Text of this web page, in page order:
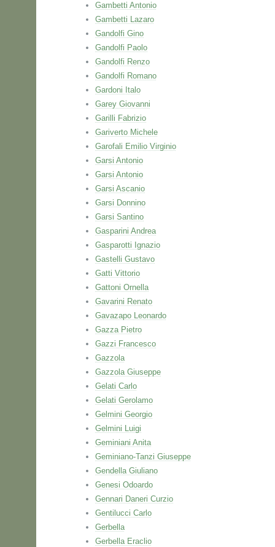
Gambetti Antonio
Gambetti Lazaro
Gandolfi Gino
Gandolfi Paolo
Gandolfi Renzo
Gandolfi Romano
Gardoni Italo
Garey Giovanni
Garilli Fabrizio
Gariverto Michele
Garofali Emilio Virginio
Garsi Antonio
Garsi Antonio
Garsi Ascanio
Garsi Donnino
Garsi Santino
Gasparini Andrea
Gasparotti Ignazio
Gastelli Gustavo
Gatti Vittorio
Gattoni Ornella
Gavarini Renato
Gavazapo Leonardo
Gazza Pietro
Gazzi Francesco
Gazzola
Gazzola Giuseppe
Gelati Carlo
Gelati Gerolamo
Gelmini Georgio
Gelmini Luigi
Geminiani Anita
Geminiano-Tanzi Giuseppe
Gendella Giuliano
Genesi Odoardo
Gennari Daneri Curzio
Gentilucci Carlo
Gerbella
Gerbella Eraclio